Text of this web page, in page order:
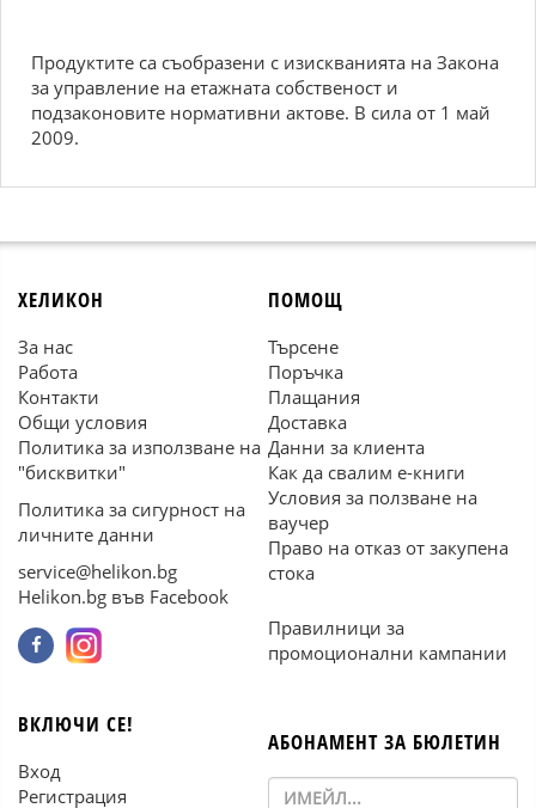
Продуктите са съобразени с изискванията на Закона
за управление на етажната собственост и
подзаконовите нормативни актове. В сила от 1 май
2009.
ХЕЛИКОН
За нас
Работа
Контакти
Общи условия
Политика за използване на
"бисквитки"
Политика за сигурност на
личните данни
service@helikon.bg
Helikon.bg във Facebook
ПОМОЩ
Търсене
Поръчка
Плащания
Доставка
Данни за клиента
Как да свалим е-книги
Условия за ползване на
ваучер
Право на отказ от закупена
стока
Правилници за
промоционални кампании
ВКЛЮЧИ СЕ!
Вход
Регистрация
АБОНАМЕНТ ЗА БЮЛЕТИН